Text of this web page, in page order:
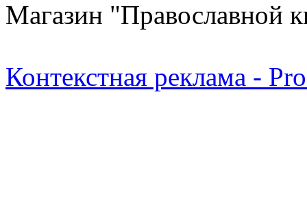
Магазин "Православной
Контекстная реклама -